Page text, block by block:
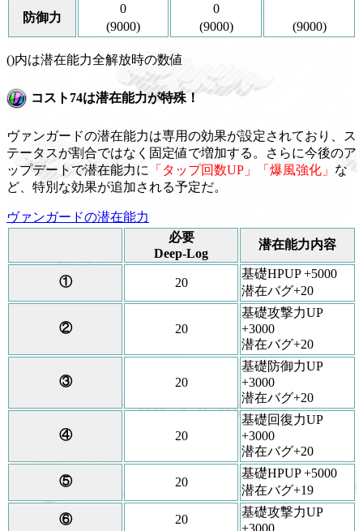
防御力
0
(9000)
0
(9000)
(9000)
()内は潜在能力全解放時の数値
コスト74は潜在能力が特殊！
ヴァンガードの潜在能力は専用の効果が設定されており、ス
テータスが割合ではなく固定値で増加する。さらに今後のア
ップデートで潜在能力に
「タップ回数UP」「爆風強化」 な
ど、特別な効果が追加される予定だ。
ヴァンガードの潜在能力
必要
Deep-Log
潜在能力内容
① 20
基礎HPUP +5000
潜在バグ+20
② 20
基礎攻撃力UP
+3000
潜在バグ+20
③ 20
基礎防御力UP
+3000
潜在バグ+20
④ 20
基礎回復力UP
+3000
潜在バグ+20
⑤ 20
基礎HPUP +5000
潜在バグ+19
⑥ 20
基礎攻撃力UP